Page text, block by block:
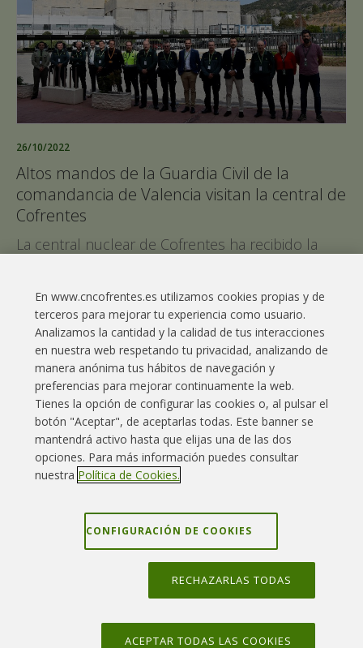
26/10/2022
Altos mandos de la Guardia Civil de la
comandancia de Valencia visitan la central de
Cofrentes
La central nuclear de Cofrentes ha recibido la
Leer más
Enlaces interés Contacto Aviso legal
Política Cookies Política privacidad Mapa web
En www.cncofrentes.es utilizamos cookies propias y de
terceros para mejorar tu experiencia como usuario.
Analizamos la cantidad y la calidad de tus interacciones
en nuestra web respetando tu privacidad, analizando de
manera anónima tus hábitos de navegación y
preferencias para mejorar continuamente la web.
Tienes la opción de configurar las cookies o, al pulsar el
botón "Aceptar", de aceptarlas todas. Este banner se
mantendrá activo hasta que elijas una de las dos
opciones. Para más información puedes consultar
nuestra Política de Cookies.
CONFIGURACIÓN DE COOKIES
RECHAZARLAS TODAS
ACEPTAR TODAS LAS COOKIES